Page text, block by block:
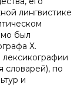
лингвистике
был
Х.
словарей), по
и